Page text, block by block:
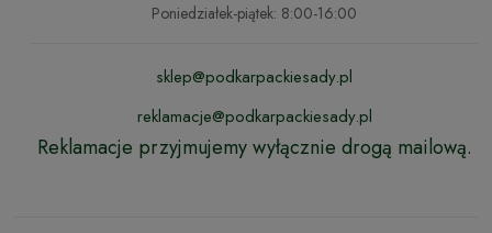
Poniedziałek-piątek: 8:00-16:00
sklep@podkarpackiesady.pl
reklamacje@podkarpackiesady.pl
Reklamacje przyjmujemy wyłącznie drogą mailową.